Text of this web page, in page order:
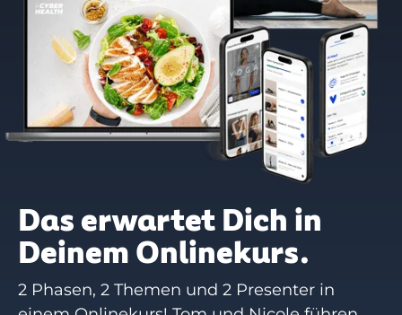
Das erwartet Dich in
Deinem Onlinekurs.
2 Phasen, 2 Themen und 2 Presenter in